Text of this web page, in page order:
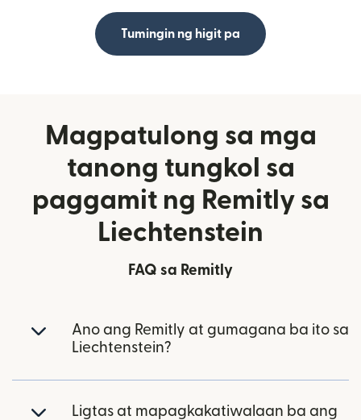
Tumingin ng higit pa
Magpatulong sa mga
tanong tungkol sa
paggamit ng Remitly sa
Liechtenstein
FAQ sa Remitly
Ano ang Remitly at gumagana ba ito sa
Liechtenstein?
Ligtas at mapagkakatiwalaan ba ang